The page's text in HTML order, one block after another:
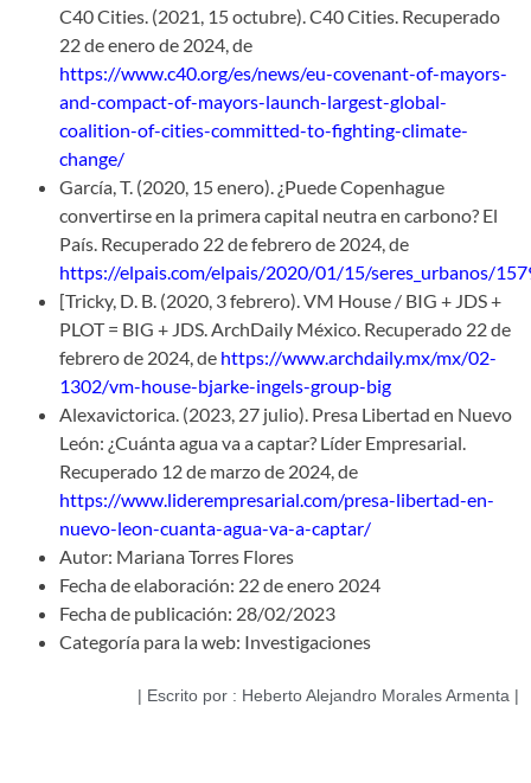
C40 Cities. (2021, 15 octubre). C40 Cities. Recuperado
22 de enero de 2024, de
https://www.c40.org/es/news/eu-covenant-of-mayors-
and-compact-of-mayors-launch-largest-global-
coalition-of-cities-committed-to-fighting-climate-
change/
García, T. (2020, 15 enero). ¿Puede Copenhague
convertirse en la primera capital neutra en carbono? El
País. Recuperado 22 de febrero de 2024, de
https://elpais.com/elpais/2020/01/15/seres_urbanos/
[Tricky, D. B. (2020, 3 febrero). VM House / BIG + JDS +
PLOT = BIG + JDS. ArchDaily México. Recuperado 22 de
febrero de 2024, de https://www.archdaily.mx/mx/02-
1302/vm-house-bjarke-ingels-group-big
Alexavictorica. (2023, 27 julio). Presa Libertad en Nuevo
León: ¿Cuánta agua va a captar? Líder Empresarial.
Recuperado 12 de marzo de 2024, de
https://www.liderempresarial.com/presa-libertad-en-
nuevo-leon-cuanta-agua-va-a-captar/
Autor: Mariana Torres Flores
Fecha de elaboración: 22 de enero 2024
Fecha de publicación: 28/02/2023
Categoría para la web: Investigaciones
| Escrito por : Heberto Alejandro Morales Armenta |